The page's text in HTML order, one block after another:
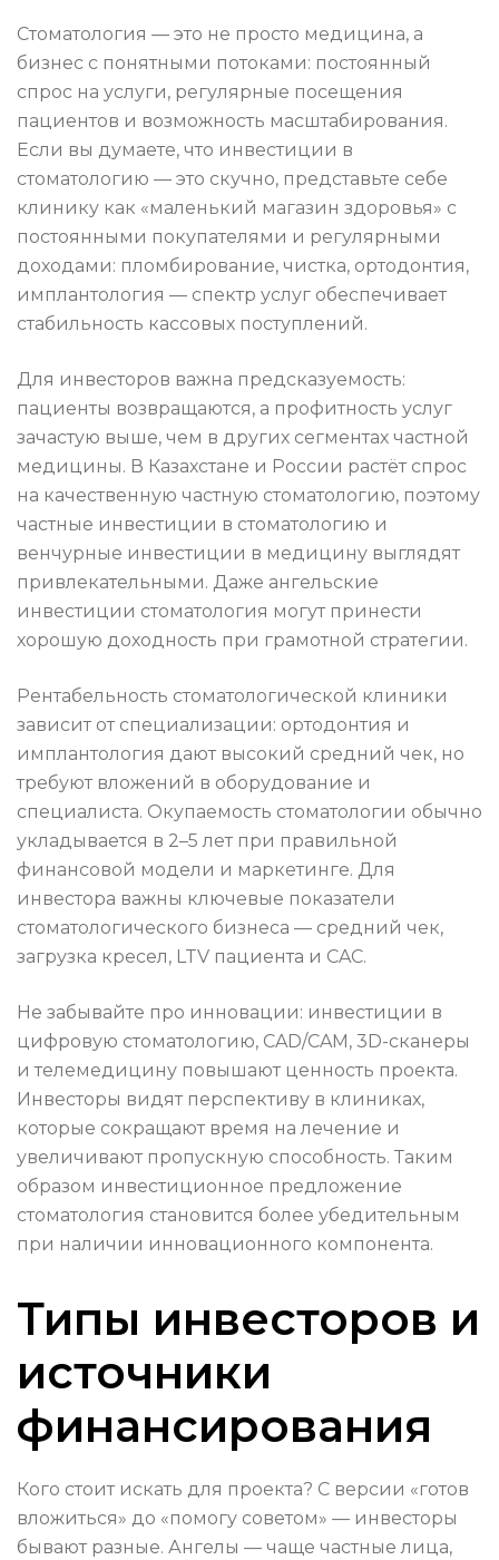
Стоматология — это не просто медицина, а
бизнес с понятными потоками: постоянный
спрос на услуги, регулярные посещения
пациентов и возможность масштабирования.
Если вы думаете, что инвестиции в
стоматологию — это скучно, представьте себе
клинику как «маленький магазин здоровья» с
постоянными покупателями и регулярными
доходами: пломбирование, чистка, ортодонтия,
имплантология — спектр услуг обеспечивает
стабильность кассовых поступлений.
Для инвесторов важна предсказуемость:
пациенты возвращаются, а профитность услуг
зачастую выше, чем в других сегментах частной
медицины. В Казахстане и России растёт спрос
на качественную частную стоматологию, поэтому
частные инвестиции в стоматологию и
венчурные инвестиции в медицину выглядят
привлекательными. Даже ангельские
инвестиции стоматология могут принести
хорошую доходность при грамотной стратегии.
Рентабельность стоматологической клиники
зависит от специализации: ортодонтия и
имплантология дают высокий средний чек, но
требуют вложений в оборудование и
специалиста. Окупаемость стоматологии обычно
укладывается в 2–5 лет при правильной
финансовой модели и маркетинге. Для
инвестора важны ключевые показатели
стоматологического бизнеса — средний чек,
загрузка кресел, LTV пациента и CAC.
Не забывайте про инновации: инвестиции в
цифровую стоматологию, CAD/CAM, 3D-сканеры
и телемедицину повышают ценность проекта.
Инвесторы видят перспективу в клиниках,
которые сокращают время на лечение и
увеличивают пропускную способность. Таким
образом инвестиционное предложение
стоматология становится более убедительным
при наличии инновационного компонента.
Типы инвесторов и
источники
финансирования
Кого стоит искать для проекта? С версии «готов
вложиться» до «помогу советом» — инвесторы
бывают разные. Ангелы — чаще частные лица,